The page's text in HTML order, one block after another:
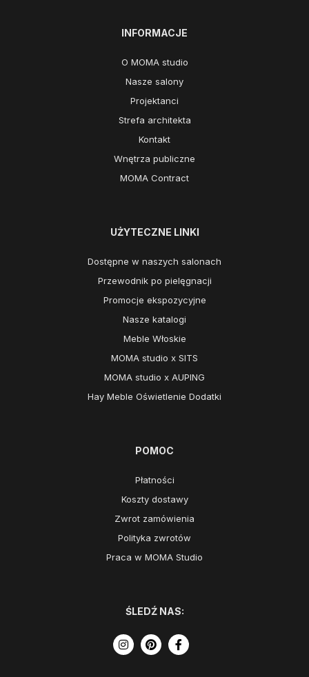
INFORMACJE
O MOMA studio
Nasze salony
Projektanci
Strefa architekta
Kontakt
Wnętrza publiczne
MOMA Contract
UŻYTECZNE LINKI
Dostępne w naszych salonach
Przewodnik po pielęgnacji
Promocje ekspozycyjne
Nasze katalogi
Meble Włoskie
MOMA studio x SITS
MOMA studio x AUPING
Hay Meble Oświetlenie Dodatki
POMOC
Płatności
Koszty dostawy
Zwrot zamówienia
Polityka zwrotów
Praca w MOMA Studio
ŚLEDŹ NAS: